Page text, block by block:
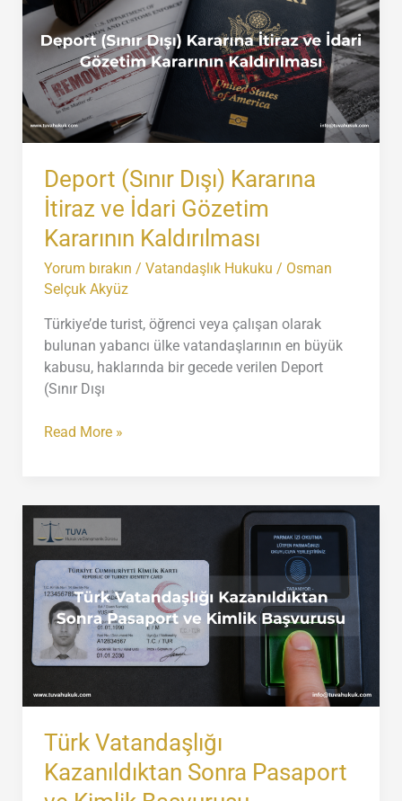
Deport (Sınır Dışı) Kararına
İtiraz ve İdari Gözetim
Kararının Kaldırılması
Yorum bırakın / Vatandaşlık Hukuku / Osman
Selçuk Akyüz
Türkiye’de turist, öğrenci veya çalışan olarak
bulunan yabancı ülke vatandaşlarının en büyük
kabusu, haklarında bir gecede verilen Deport
(Sınır Dışı
Deport
İtiraz
ve
İdari
Gözetim
Kararının
Kaldırılması
Read More »
Türk Vatandaşlığı
Kazanıldıktan Sonra Pasaport